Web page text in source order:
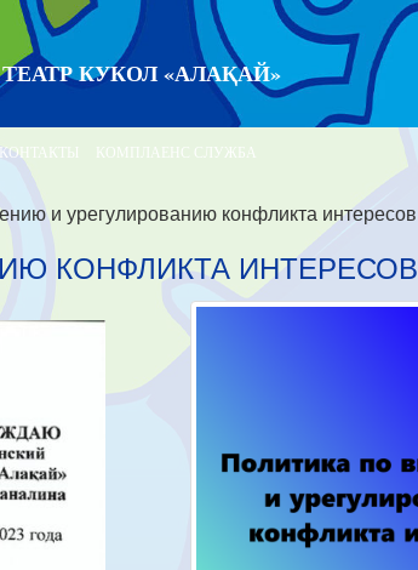
КУКОЛ «АЛАҚАЙ»
КОНТАКТЫ КОМПЛАЕНС СЛУЖБА
и урегулированию конфликта интересов
КОНФЛИКТА ИНТЕРЕСОВ